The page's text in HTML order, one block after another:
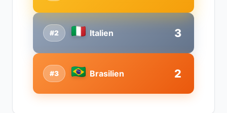
#2 Italien 3
#3 Brasilien 2